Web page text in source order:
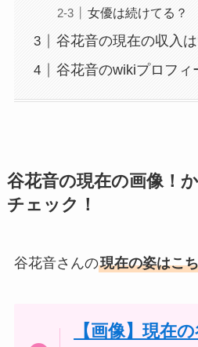
女優は続けてる？
谷花音の現在の収入
谷花音のwikiプロフィ
谷花音の現在の画像！
チェック！
谷花音さんの現在の姿はこ
【画像】現在